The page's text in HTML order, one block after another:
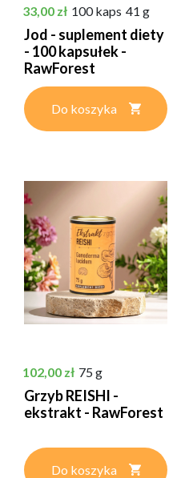
Cena
33,00 zł 100 kaps 41 g
Jod - suplement diety
- 100 kapsułek -
RawForest
Do koszyka
Cena
102,00 zł 75 g
Grzyb REISHI -
ekstrakt - RawForest
Do koszyka